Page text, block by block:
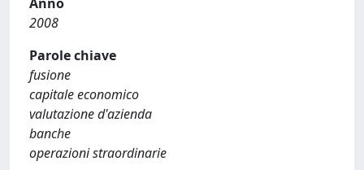
2008
Parole chiave
fusione
capitale economico
valutazione d'azienda
banche
operazioni straordinarie